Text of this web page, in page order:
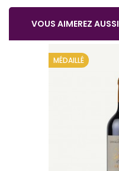
VOUS AIMEREZ AUSSI
MÉDAILLÉ